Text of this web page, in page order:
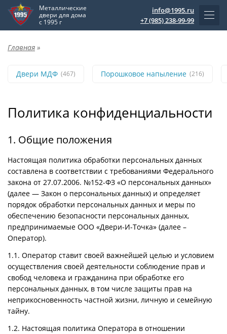
Металлические
двери для дома
с 1995 г
info@1995.ru
+7 (985) 238-99-99
Главная »
Двери МДФ (467) Порошковое напыление (216)
Политика конфиденциальности
1. Общие положения
Настоящая политика обработки персональных данных
составлена в соответствии с требованиями Федерального
закона от 27.07.2006. №152-ФЗ «О персональных данных»
(далее — Закон о персональных данных) и определяет
порядок обработки персональных данных и меры по
обеспечению безопасности персональных данных,
предпринимаемые ООО «Двери-И-Точка» (далее –
Оператор).
1.1. Оператор ставит своей важнейшей целью и условием
осуществления своей деятельности соблюдение прав и
свобод человека и гражданина при обработке его
персональных данных, в том числе защиты прав на
неприкосновенность частной жизни, личную и семейную
тайну.
1.2. Настоящая политика Оператора в отношении